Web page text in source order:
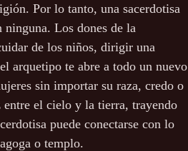
Por lo tanto, una sacerdotisa
Los dones de la
de los niños, dirigir una
arquetipo te abre a todo un nuevo
sin importar su raza, credo o
entre el cielo y la tierra, trayendo
puede conectarse con lo
o templo.